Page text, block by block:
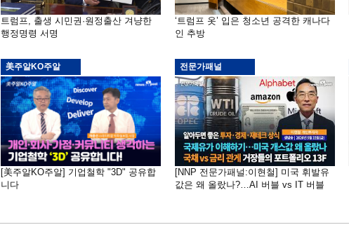
트럼프, 출생 시민권·원정출산 겨냥한
행정명령 서명
‘트럼프 옷’ 입은 청소년 공격한 캐나다
인 추방
美주알KO주알
[美주알KO주알] 기업철학 "3D" 공유합
니다
전문가패널
[NNP 전문가패널:이현철] 미국 휘발유
값은 왜 올랐나?…AI 버블 vs IT 버블